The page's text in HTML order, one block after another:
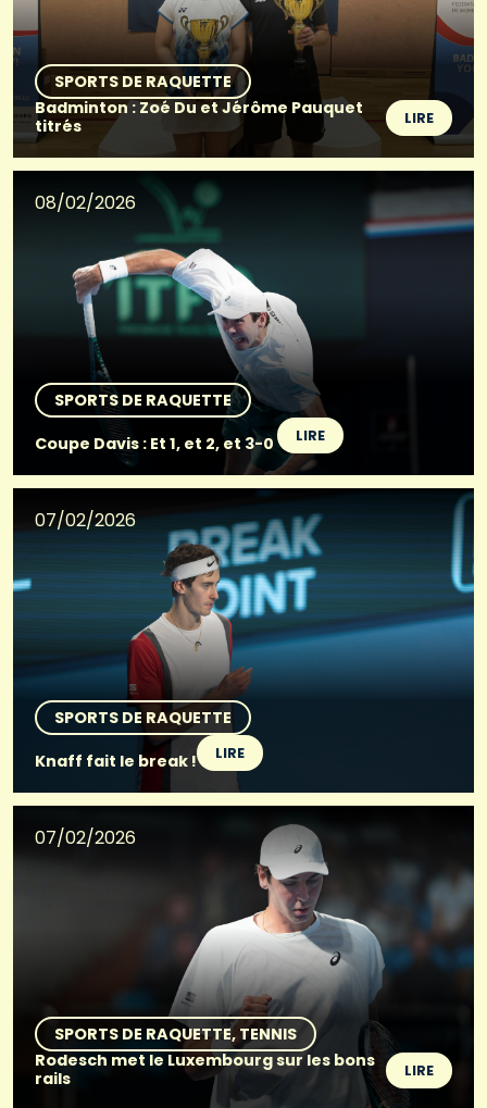
SPORTS DE RAQUETTE
Badminton : Zoé Du et Jérôme Pauquet
titrés
LIRE
08/02/2026
SPORTS DE RAQUETTE
Coupe Davis : Et 1, et 2, et 3-0
LIRE
07/02/2026
SPORTS DE RAQUETTE
Knaff fait le break !
LIRE
07/02/2026
SPORTS DE RAQUETTE TENNIS
Rodesch met le Luxembourg sur les bons
rails
LIRE